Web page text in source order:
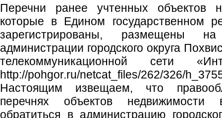
Перечни ранее учтенных объектов
которые в Едином государственном
зарегистрированы, размещены
администрации городского округа
телекоммуникационной сети
http://pohgor.ru/netcat_files/262/326/
Настоящим извещаем, что
перечнях объектов недвижимости
обратиться в администрацию